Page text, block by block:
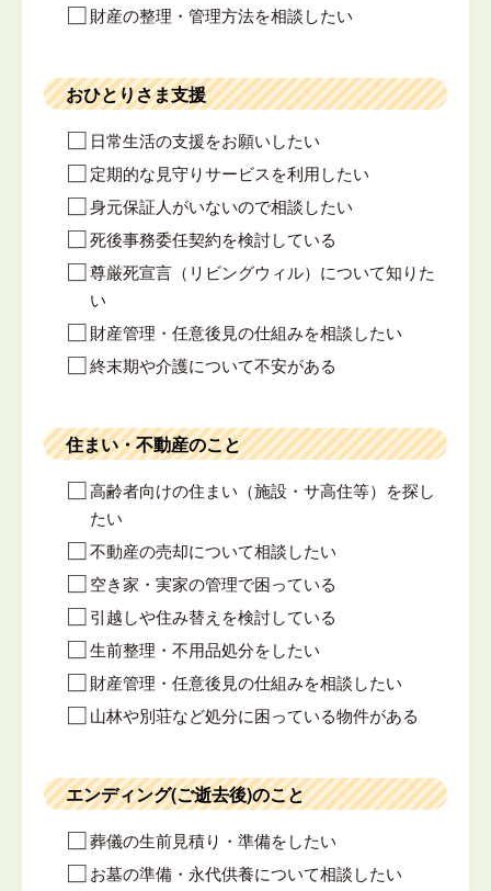
財産の整理・管理方法を相談したい
おひとりさま支援
日常生活の支援をお願いしたい
定期的な見守りサービスを利用したい
身元保証人がいないので相談したい
死後事務委任契約を検討している
尊厳死宣言（リビングウィル）について知りた
い
財産管理・任意後見の仕組みを相談したい
終末期や介護について不安がある
住まい・不動産のこと
高齢者向けの住まい（施設・サ高住等）を探し
たい
不動産の売却について相談したい
空き家・実家の管理で困っている
引越しや住み替えを検討している
生前整理・不用品処分をしたい
財産管理・任意後見の仕組みを相談したい
山林や別荘など処分に困っている物件がある
エンディング(ご逝去後)のこと
葬儀の生前見積り・準備をしたい
お墓の準備・永代供養について相談したい